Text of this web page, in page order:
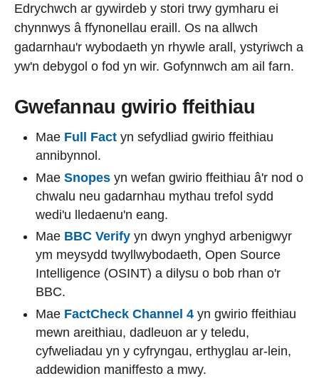
Edrychwch ar gywirdeb y stori trwy gymharu ei
chynnwys â ffynonellau eraill. Os na allwch
gadarnhau'r wybodaeth yn rhywle arall, ystyriwch a
yw'n debygol o fod yn wir. Gofynnwch am ail farn.
Gwefannau gwirio ffeithiau
Mae Full Fact yn sefydliad gwirio ffeithiau
annibynnol.
Mae Snopes yn wefan gwirio ffeithiau â'r nod o
chwalu neu gadarnhau mythau trefol sydd
wedi'u lledaenu'n eang.
Mae BBC Verify yn dwyn ynghyd arbenigwyr
ym meysydd twyllwybodaeth, Open Source
Intelligence (OSINT) a dilysu o bob rhan o'r
BBC.
Mae FactCheck Channel 4 yn gwirio ffeithiau
mewn areithiau, dadleuon ar y teledu,
cyfweliadau yn y cyfryngau, erthyglau ar-lein,
addewidion maniffesto a mwy.